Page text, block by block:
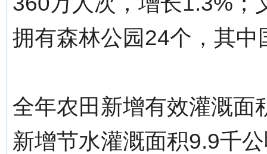
拥有森林公园24个，其
全年农田新增有效灌溉面
新增节水灌溉面积9.9千